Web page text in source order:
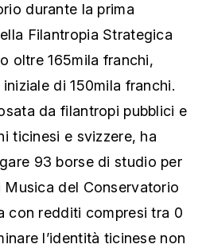
durante la prima
Filantropia Strategica
oltre 165mila franchi,
di 150mila franchi.
da filantropi pubblici e
ticinesi e svizzere, ha
93 borse di studio per
del Conservatorio
con redditi compresi tra 0
l’identità ticinese non